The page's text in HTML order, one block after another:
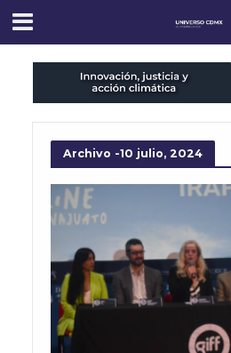
Archivo -10 julio, 2024